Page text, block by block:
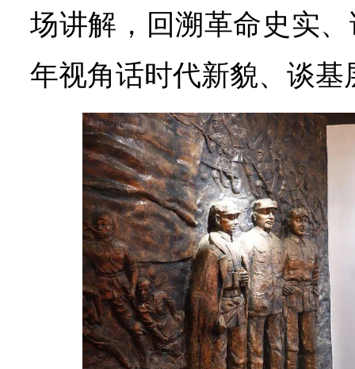
场讲解，回溯革命史实
年视角话时代新貌、谈基